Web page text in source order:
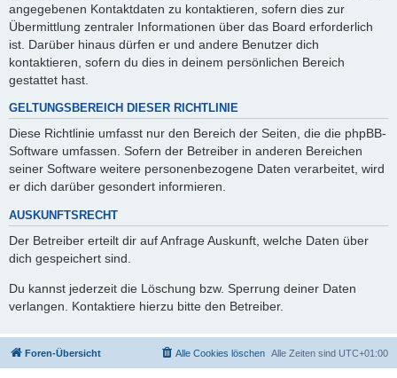
angegebenen Kontaktdaten zu kontaktieren, sofern dies zur
Übermittlung zentraler Informationen über das Board erforderlich
ist. Darüber hinaus dürfen er und andere Benutzer dich
kontaktieren, sofern du dies in deinem persönlichen Bereich
gestattet hast.
GELTUNGSBEREICH DIESER RICHTLINIE
Diese Richtlinie umfasst nur den Bereich der Seiten, die die phpBB-
Software umfassen. Sofern der Betreiber in anderen Bereichen
seiner Software weitere personenbezogene Daten verarbeitet, wird
er dich darüber gesondert informieren.
AUSKUNFTSRECHT
Der Betreiber erteilt dir auf Anfrage Auskunft, welche Daten über
dich gespeichert sind.
Du kannst jederzeit die Löschung bzw. Sperrung deiner Daten
verlangen. Kontaktiere hierzu bitte den Betreiber.
Foren-Übersicht Alle Zeiten sind UTC+01:00
Alle Cookies löschen